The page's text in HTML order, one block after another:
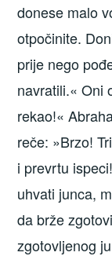
donese malo
otpočinite.
prije nego
navratili.« Oni
rekao!«
reče: »Brzo!
i prevrtu
uhvati junca,
da brže
zgotovljenog